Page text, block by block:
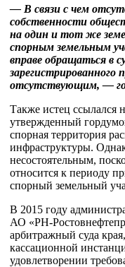
— В связи с чем
собственности
на один и тот же
спорным земельным
вправе обращаться в
зарегистрированного
отсутствующим, —
Также истец ссылался
утвержденный
спорная территория
инфраструктуры.
несостоятельным,
относится к периоду
спорный земельный
В 2015 году
АО «РН-
арбитражный суда
кассационной
удовлетворении